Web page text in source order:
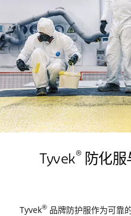
Tyvek® 防化服
Tyvek® 品牌防护服作为可靠